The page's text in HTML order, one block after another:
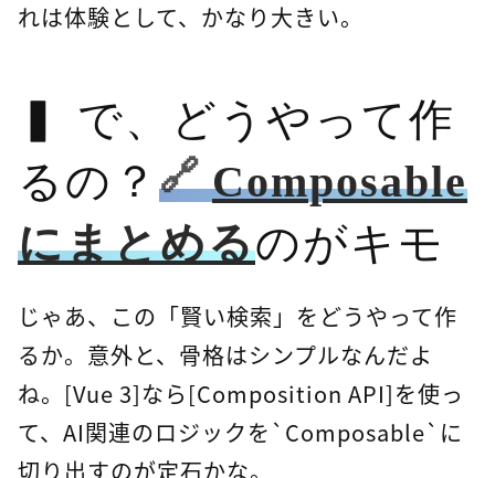
れは体験として、かなり大きい。
で、どうやって作
るの？
Composable
にまとめるのがキモ
じゃあ、この「賢い検索」をどうやって作
るか。意外と、骨格はシンプルなんだよ
ね。[Vue 3]なら[Composition API]を使っ
て、AI関連のロジックを`Composable`に
切り出すのが定石かな。